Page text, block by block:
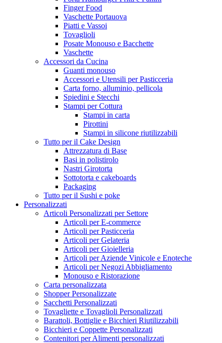
Finger Food
Vaschette Portauova
Piatti e Vassoi
Tovaglioli
Posate Monouso e Bacchette
Vaschette
Accessori da Cucina
Guanti monouso
Accessori e Utensili per Pasticceria
Carta forno, alluminio, pellicola
Spiedini e Stecchi
Stampi per Cottura
Stampi in carta
Pirottini
Stampi in silicone riutilizzabili
Tutto per il Cake Design
Attrezzatura di Base
Basi in polistirolo
Nastri Girotorta
Sottotorta e cakeboards
Packaging
Tutto per il Sushi e poke
Personalizzati
Articoli Personalizzati per Settore
Articoli per E-commerce
Articoli per Pasticceria
Articoli per Gelateria
Articoli per Gioielleria
Articoli per Aziende Vinicole e Enoteche
Articoli per Negozi Abbigliamento
Monouso e Ristorazione
Carta personalizzata
Shopper Personalizzate
Sacchetti Personalizzati
Tovagliette e Tovaglioli Personalizzati
Barattoli, Bottiglie e Bicchieri Riutilizzabili
Bicchieri e Coppette Personalizzati
Contenitori per Alimenti personalizzati